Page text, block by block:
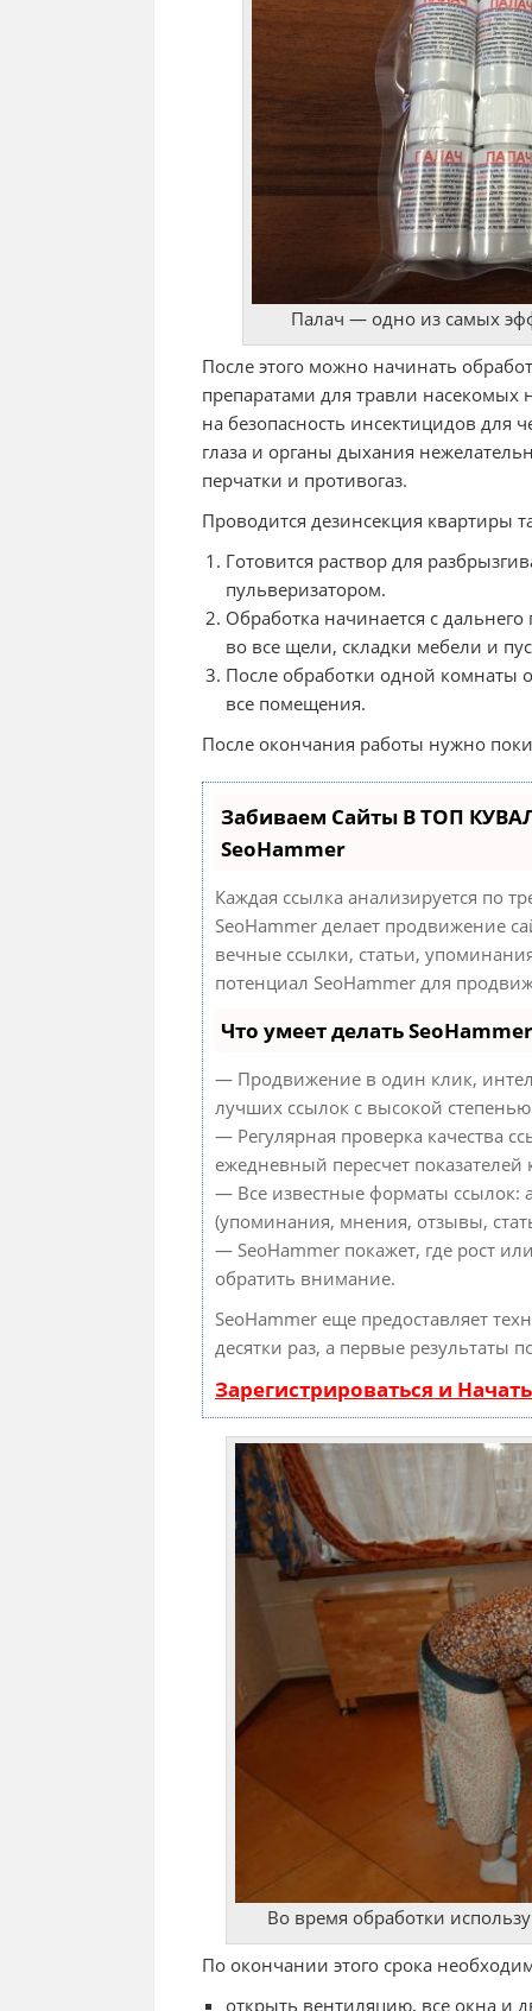
Палач — одно из самых
После этого можно начинать
препаратами для травли
на безопасность инсектицидов для
глаза и органы дыхания
перчатки и противогаз.
Проводится дезинсекция квартиры
Готовится раствор для
пульверизатором.
Обработка начинается с
во все щели, складки мебели и
После обработки одной комнаты
все помещения.
После окончания работы нужно
Забиваем Сайты В ТОП
SeoHammer
Каждая ссылка анализируется по
SeoHammer делает продвижение
вечные ссылки, статьи,
потенциал SeoHammer для
Что умеет делать SeoHammer
— Продвижение в один клик,
лучших ссылок с высокой
— Регулярная проверка качества
ежедневный пересчет показателей
— Все известные форматы ссылок:
(упоминания, мнения, отзывы,
— SeoHammer покажет, где рост
обратить внимание.
SeoHammer еще предоставляет
десятки раз, а первые результаты
Зарегистрироваться и
Во время обработки
По окончании этого срока
открыть вентиляцию, все окна и